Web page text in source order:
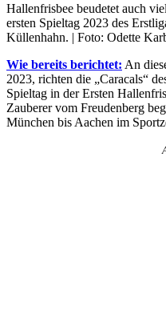
Hallenfrisbee beudetet auch
ersten Spieltag 2023 des
Küllenhahn. | Foto: Odette
Wie bereits berichtet: An
2023, richten die „Caracals“
Spieltag in der Ersten
Zauberer vom Freudenberg
München bis Aachen im